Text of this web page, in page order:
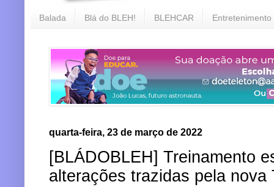
Balada Blá do BLEH! BLEHCAR Entretenimento
quarta-feira, 23 de março de 2022
[BLÁDOBLEH] Treinamento
alterações trazidas pela nova